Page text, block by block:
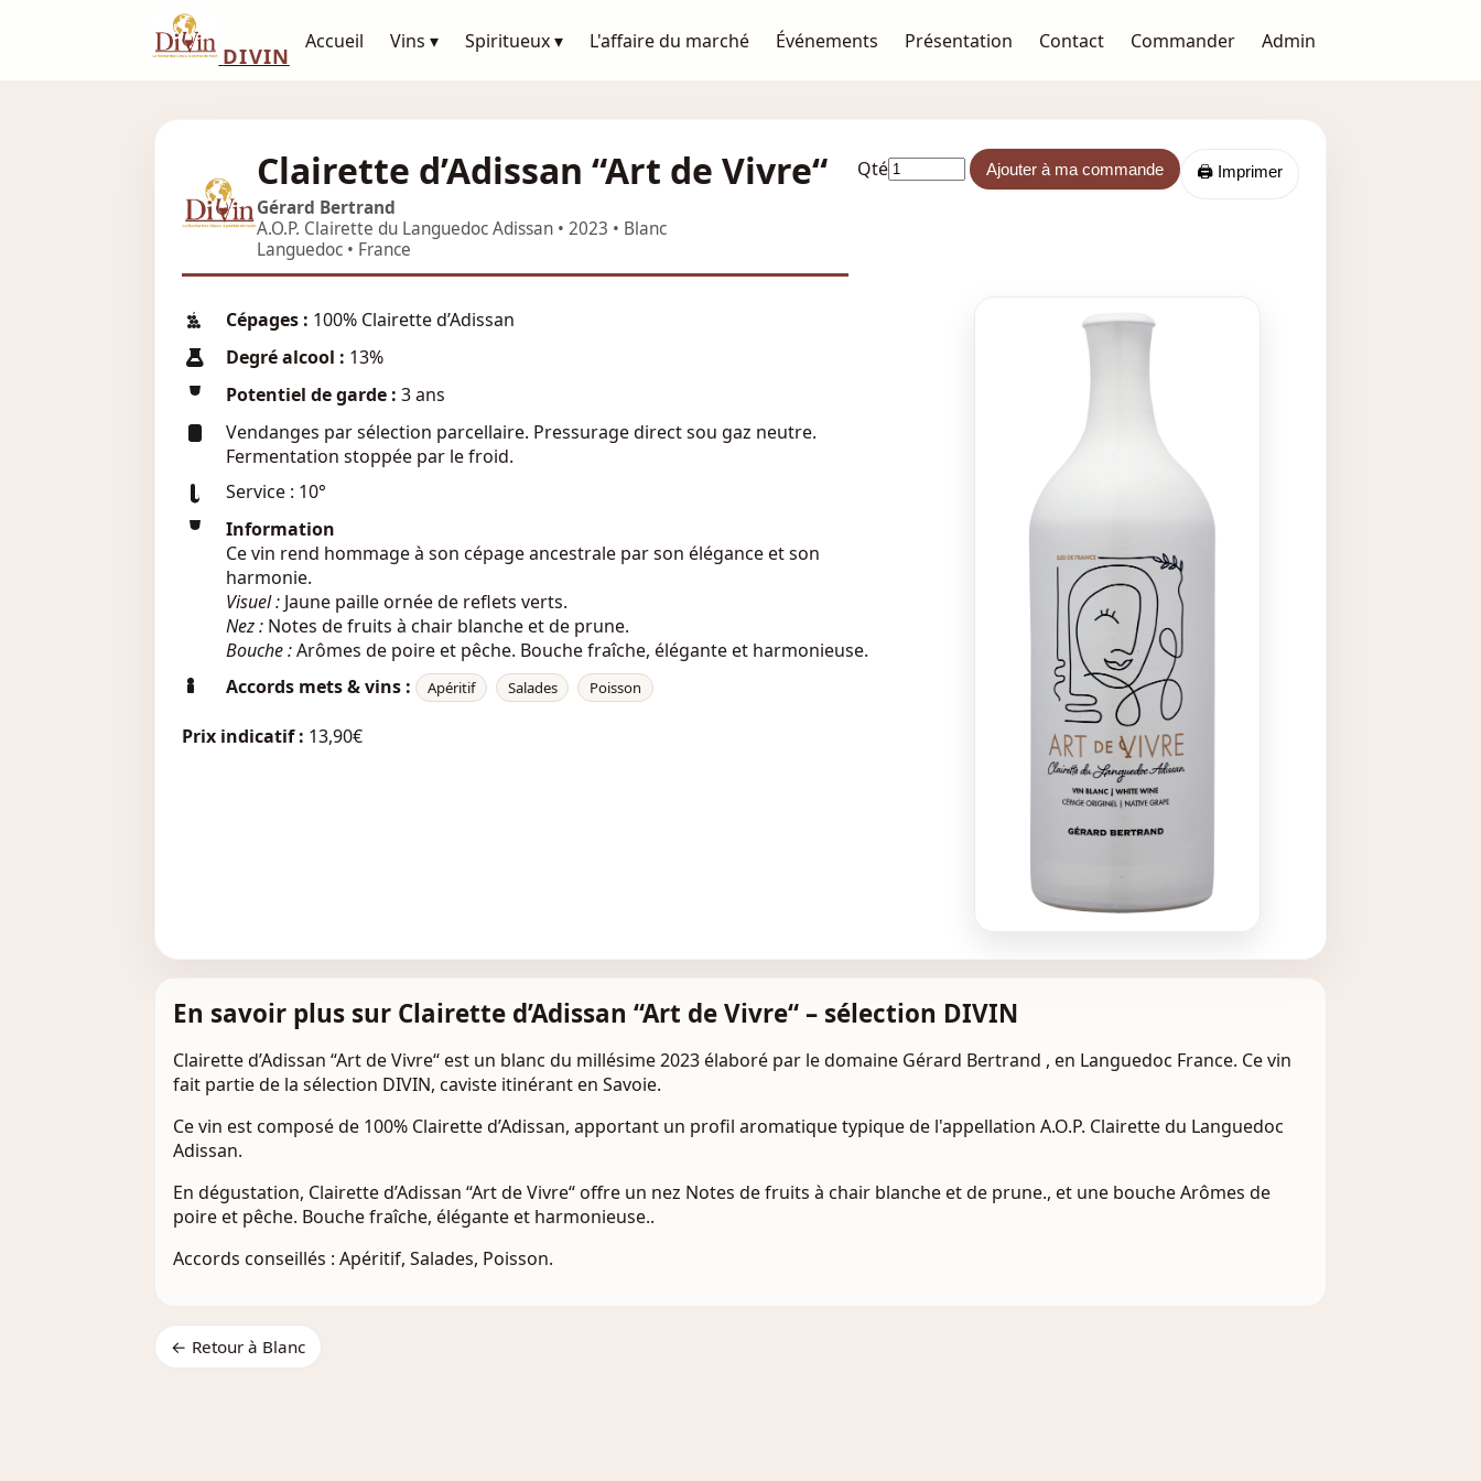
DIVIN
Accueil Vins ▾ Spiritueux ▾ L'affaire du marché Événements Présentation Contact Commander Admin
🖨️ Imprimer
Qté Ajouter à ma commande
Clairette d’Adissan “Art de Vivre“
Gérard Bertrand
A.O.P. Clairette du Languedoc Adissan • 2023 • Blanc
Languedoc • France
Cépages : 100% Clairette d’Adissan
Degré alcool : 13%
Potentiel de garde : 3 ans
Vendanges par sélection parcellaire. Pressurage direct sou gaz neutre.
Fermentation stoppée par le froid.
Service : 10°
Information
Ce vin rend hommage à son cépage ancestrale par son élégance et son
harmonie.
Visuel : Jaune paille ornée de reflets verts.
Nez : Notes de fruits à chair blanche et de prune.
Bouche :Arômes de poire et pêche. Bouche fraîche, élégante et harmonieuse.
Accords mets & vins :
Apéritif Salades Poisson
Prix indicatif : 13,90€
En savoir plus sur Clairette d’Adissan “Art de Vivre“ – sélection DIVIN
Clairette d’Adissan “Art de Vivre“ est un blanc du millésime 2023 élaboré par le domaine Gérard Bertrand , en Languedoc France. Ce vin
fait partie de la sélection DIVIN, caviste itinérant en Savoie.
Ce vin est composé de 100% Clairette d’Adissan, apportant un profil aromatique typique de l'appellation A.O.P. Clairette du Languedoc
Adissan.
En dégustation, Clairette d’Adissan “Art de Vivre“ offre un nez Notes de fruits à chair blanche et de prune., et une bouche Arômes de
poire et pêche. Bouche fraîche, élégante et harmonieuse..
Accords conseillés : Apéritif, Salades, Poisson.
← Retour à Blanc